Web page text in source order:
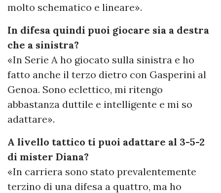
molto schematico e lineare».
In difesa quindi puoi giocare sia a destra
che a sinistra?
«In Serie A ho giocato sulla sinistra e ho
fatto anche il terzo dietro con Gasperini al
Genoa. Sono eclettico, mi ritengo
abbastanza duttile e intelligente e mi so
adattare».
A livello tattico ti puoi adattare al 3-5-2
di mister Diana?
«In carriera sono stato prevalentemente
terzino di una difesa a quattro, ma ho